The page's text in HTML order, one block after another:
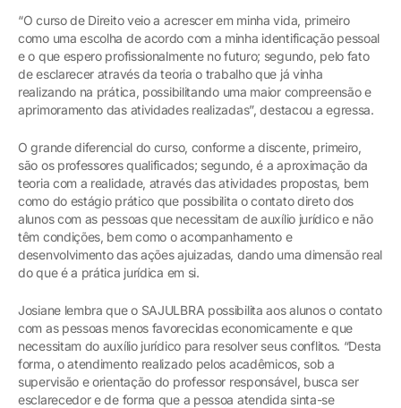
“O curso de Direito veio a acrescer em minha vida, primeiro
como uma escolha de acordo com a minha identificação pessoal
e o que espero profissionalmente no futuro; segundo, pelo fato
de esclarecer através da teoria o trabalho que já vinha
realizando na prática, possibilitando uma maior compreensão e
aprimoramento das atividades realizadas”, destacou a egressa.
O grande diferencial do curso, conforme a discente, primeiro,
são os professores qualificados; segundo, é a aproximação da
teoria com a realidade, através das atividades propostas, bem
como do estágio prático que possibilita o contato direto dos
alunos com as pessoas que necessitam de auxílio jurídico e não
têm condições, bem como o acompanhamento e
desenvolvimento das ações ajuizadas, dando uma dimensão real
do que é a prática jurídica em si.
Josiane lembra que o SAJULBRA possibilita aos alunos o contato
com as pessoas menos favorecidas economicamente e que
necessitam do auxílio jurídico para resolver seus conflitos. “Desta
forma, o atendimento realizado pelos acadêmicos, sob a
supervisão e orientação do professor responsável, busca ser
esclarecedor e de forma que a pessoa atendida sinta-se